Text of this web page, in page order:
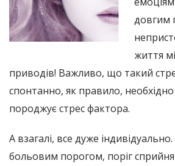
довгим
життя
приводів! Важливо, що такий
спонтанно, як правило,
породжує стрес фактора.
А взагалі, все дуже
больовим порогом, поріг